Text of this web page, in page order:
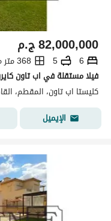
ج.م82,000,000
6
5
368 متر مربع
كليستا اب تاون، المقطم،
الإيميل